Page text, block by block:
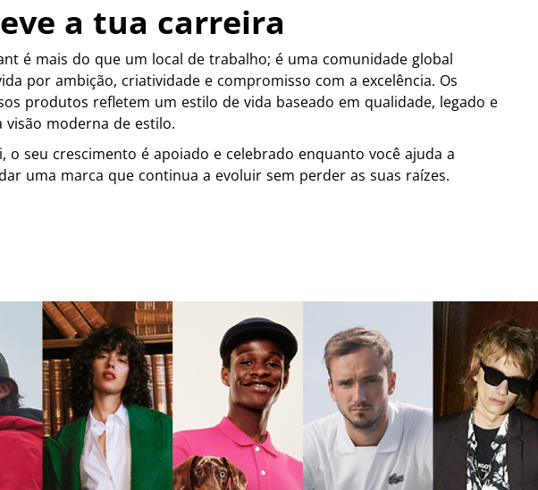
a tua carreira
é mais do que um local de trabalho; é uma comunidade global
por ambição, criatividade e compromisso com a excelência. Os
produtos refletem um estilo de vida baseado em qualidade, legado e
visão moderna de estilo.
o seu crescimento é apoiado e celebrado enquanto você ajuda a
uma marca que continua a evoluir sem perder as suas raízes.